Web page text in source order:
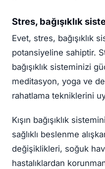
Stres, bağışıklık
Evet, stres, bağışıklık
potansiyeline sahiptir.
bağışıklık sisteminizi
meditasyon, yoga ve
rahatlama tekniklerini
Kışın bağışıklık
sağlıklı beslenme
değişiklikleri, soğuk
hastalıklardan